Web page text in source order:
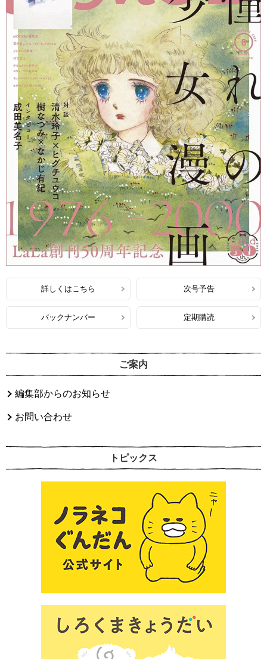
詳しくはこちら 次号予告
バックナンバー 定期購読
ご案内
編集部からのお知らせ
お問い合わせ
トピックス